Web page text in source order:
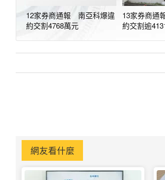
12家券商通報 南亞科爆違
約交割4768萬元
13家券商通
約交割逾
網友看什麼